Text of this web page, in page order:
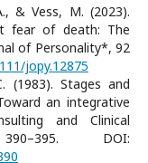
& Vess, M. (2023).
fear of death: The
of Personality*, 92
jopy.12875
(1983). Stages and
an integrative
and Clinical
DOI: